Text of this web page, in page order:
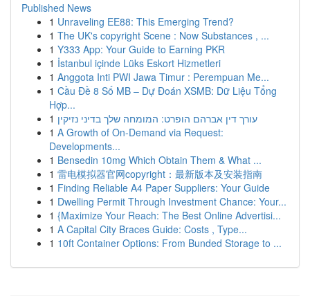
Published News
1 Unraveling EE88: This Emerging Trend?
1 The UK's copyright Scene : Now Substances , ...
1 Y333 App: Your Guide to Earning PKR
1 İstanbul içinde Lüks Eskort Hizmetleri
1 Anggota Inti PWI Jawa Timur : Perempuan Me...
1 Cầu Đề 8 Số MB – Dự Đoán XSMB: Dữ Liệu Tổng
Hợp...
1 עורך דין אברהם הופרט: המומחה שלך בדיני נזיקין
1 A Growth of On-Demand via Request:
Developments...
1 Bensedin 10mg Which Obtain Them & What ...
1 雷电模拟器官网copyright：最新版本及安装指南
1 Finding Reliable A4 Paper Suppliers: Your Guide
1 Dwelling Permit Through Investment Chance: Your...
1 {Maximize Your Reach: The Best Online Advertisi...
1 A Capital City Braces Guide: Costs , Type...
1 10ft Container Options: From Bunded Storage to ...